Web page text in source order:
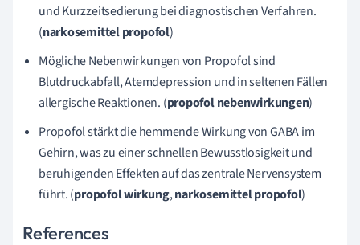
und Kurzzeitsedierung bei diagnostischen Verfahren.
(narkosemittel propofol)
Mögliche Nebenwirkungen von Propofol sind
Blutdruckabfall, Atemdepression und in seltenen Fällen
allergische Reaktionen. (propofol nebenwirkungen)
Propofol stärkt die hemmende Wirkung von GABA im
Gehirn, was zu einer schnellen Bewusstlosigkeit und
beruhigenden Effekten auf das zentrale Nervensystem
führt. (propofol wirkung,narkosemittel propofol)
References